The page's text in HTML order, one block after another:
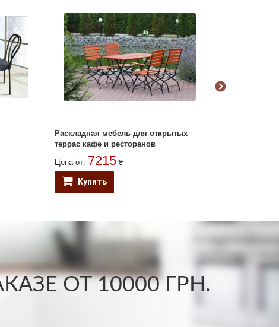
Раскладная мебель для открытых
террас кафе и ресторанов
Цена от: 7215 ₴
Купить
ОТ 10000 ГРН.